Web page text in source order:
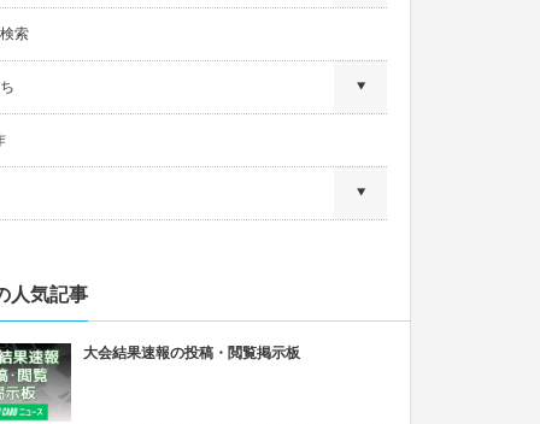
索
人気記事
大会結果速報の投稿・閲覧掲示板